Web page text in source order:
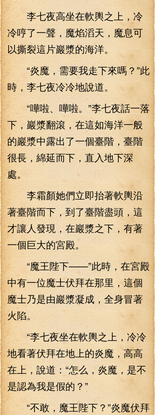
李七夜高坐在軟輿之上，冷
冷哼了一聲，魔焰滔天，魔息可
以撕裂這片巖漿的海洋。
“炎魔，需要我走下來嗎？”此
時，李七夜冷冷地說道。
“嘩啦、嘩啦。”李七夜話一落
下，巖漿翻滾，在這如海洋一般
的巖漿中露出了一個臺階，臺階
很長，綿延而下，直入地下深
處。
李霜顏她們立即抬著軟輿沿
著臺階而下，到了臺階盡頭，這
才讓人發現，在巖漿之下，有著
一個巨大的宮殿。
“魔王陛下——”此時，在宮殿
中有一位魔士伏拜在那里，這個
魔士乃是由巖漿凝成，全身冒著
火陷。
“李七夜坐在軟輿之上，冷冷
地看著伏拜在地上的炎魔，高高
在上，說道：“怎么，炎魔，是不
是認為我是假的？”
“不敢，魔王陛下？”炎魔伏拜